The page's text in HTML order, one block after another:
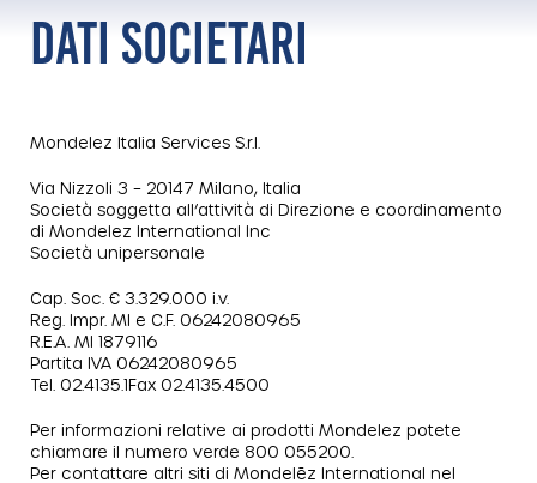
DATI SOCIETARI
Mondelez Italia Services S.r.l.
Via Nizzoli 3 – 20147 Milano, Italia
Società soggetta all’attività di Direzione e coordinamento
di Mondelez International Inc
Società unipersonale
Cap. Soc. € 3.329.000 i.v.
Reg. Impr. MI e C.F. 06242080965
R.E.A. MI 1879116
Partita IVA 06242080965
Tel. 02.4135.1Fax 02.4135.4500
Per informazioni relative ai prodotti Mondelez potete
chiamare il numero verde 800 055200.
Per contattare altri siti di Mondelēz International nel